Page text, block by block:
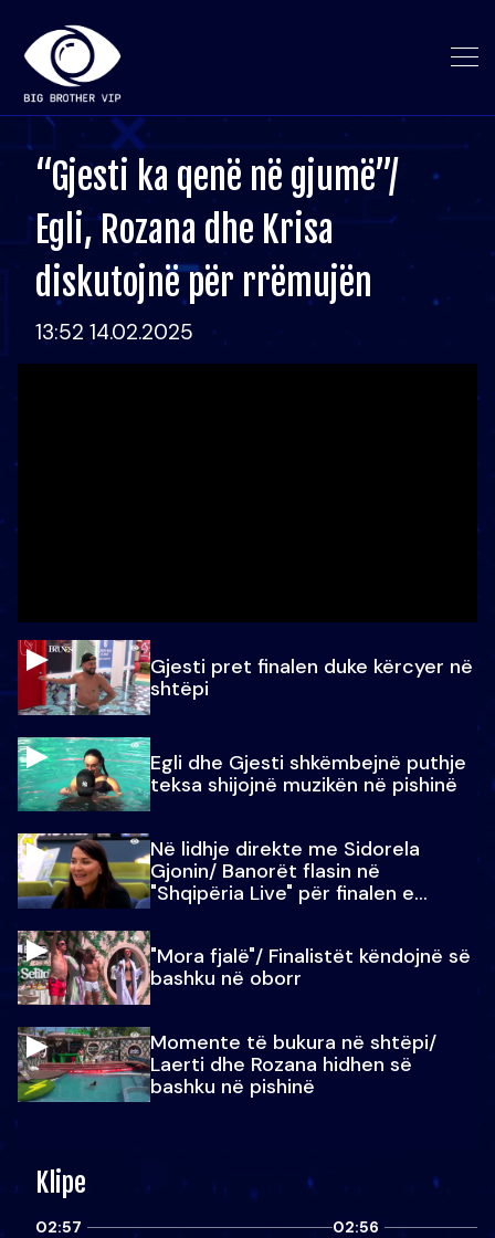
“Gjesti ka qenë në gjumë”/
Egli, Rozana dhe Krisa
diskutojnë për rrëmujën
13:52 14.02.2025
Gjesti pret finalen duke kërcyer në
shtëpi
Egli dhe Gjesti shkëmbejnë puthje
teksa shijojnë muzikën në pishinë
Në lidhje direkte me Sidorela
Gjonin/ Banorët flasin në
"Shqipëria Live" për finalen e
"Mora fjalë"/ Finalistët këndojnë së
bashku në oborr
Momente të bukura në shtëpi/
Laerti dhe Rozana hidhen së
bashku në pishinë
Klipe
02:57 02:56